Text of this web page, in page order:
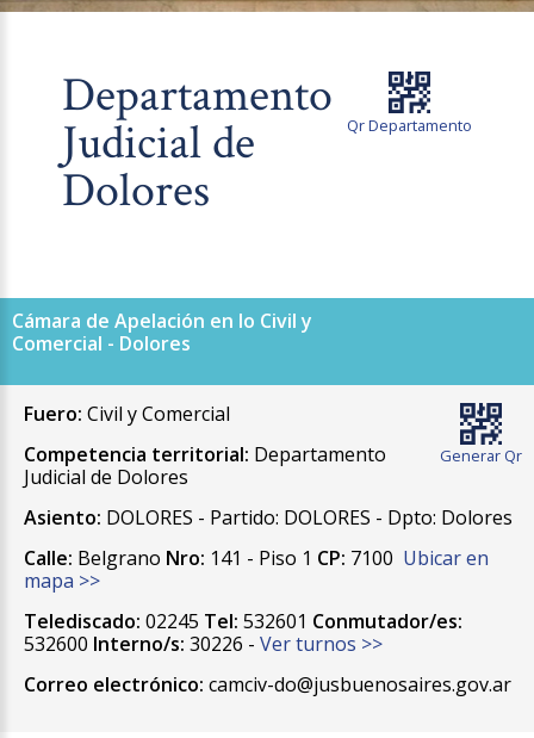
Qr Departamento
Departamento
Judicial de
Dolores
Cámara de Apelación en lo Civil y
Comercial - Dolores
Generar Qr
Fuero: Civil y Comercial
Competencia territorial: Departamento
Judicial de Dolores
Asiento: DOLORES - Partido: DOLORES - Dpto: Dolores
Calle: Belgrano Nro: 141 - Piso 1 CP: 7100 Ubicar en
mapa >>
Telediscado: 02245 Tel: 532601 Conmutador/es:
532600 Interno/s: 30226 - Ver turnos >>
Correo electrónico: camciv-do@jusbuenosaires.gov.ar